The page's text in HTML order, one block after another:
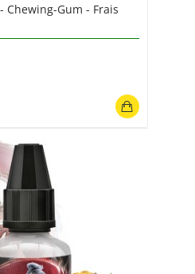
Chewing-Gum - Frais